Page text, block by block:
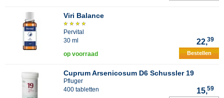
Viri Balance
Pervital
30 ml
22,39
op voorraad Bestellen
Cuprum Arsenicosum D6 Schussler 19
Pfluger
400 tabletten
15,59